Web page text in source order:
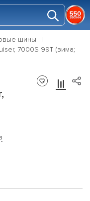
шины
7000S 99T (зима;